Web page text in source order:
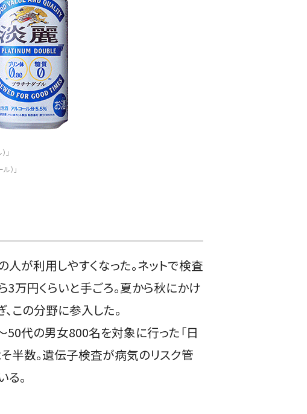
」
）」
が利用しやすくなった。ネットで検査
万円くらいと手ごろ。夏から秋にかけ
この分野に参入した。
50代の男女800名を対象に行った「日
半数。遺伝子検査が病気のリスク管
。